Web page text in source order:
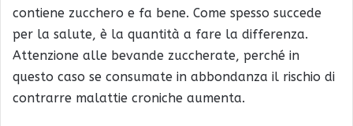
contiene zucchero e fa bene. Come spesso succede
per la salute, è la quantità a fare la differenza.
Attenzione alle bevande zuccherate, perché in
questo caso se consumate in abbondanza il rischio di
contrarre malattie croniche aumenta.